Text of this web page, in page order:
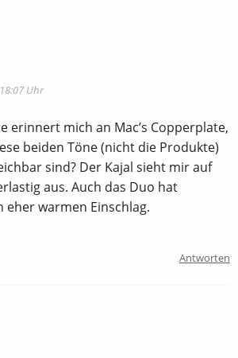
Uhr
erinnert mich an Mac’s Copperplate,
beiden Töne (nicht die Produkte)
sind? Der Kajal sieht mir auf
aus. Auch das Duo hat
eher warmen Einschlag.
Antworten